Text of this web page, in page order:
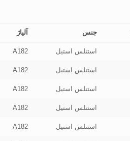
جنس آلیاژ
استنلس استیل A182
استنلس استیل A182
استنلس استیل A182
استنلس استیل A182
استنلس استیل A182